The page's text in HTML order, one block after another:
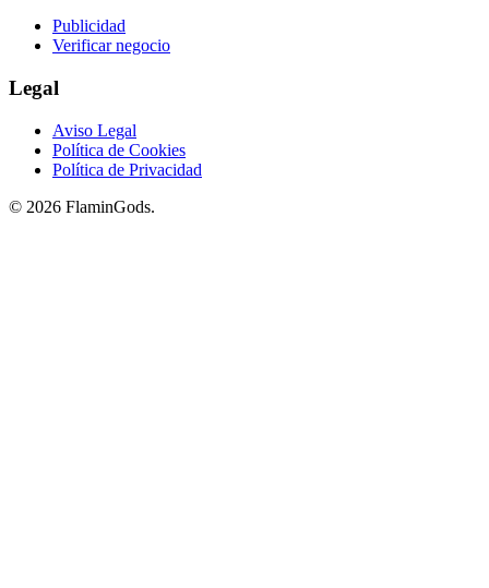
Publicidad
Verificar negocio
Legal
Aviso Legal
Política de Cookies
Política de Privacidad
© 2026 FlaminGods.